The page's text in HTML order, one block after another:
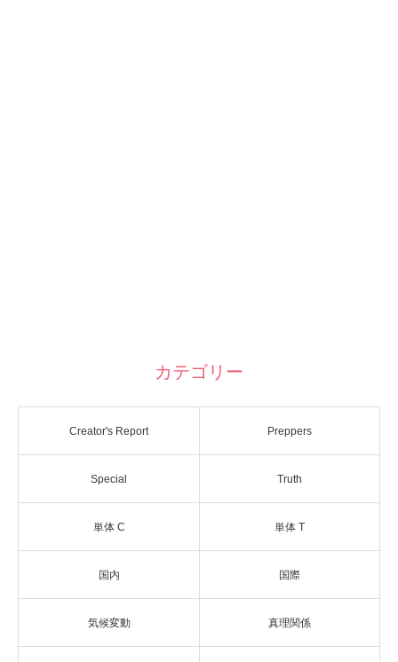
カテゴリー
Creator's Report Preppers
Special Truth
単体 C 単体 T
国内 国際
気候変動 真理関係